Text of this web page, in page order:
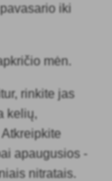
iki
mėn.
rinkite jas
kelių,
apaugusios -
nitratais.